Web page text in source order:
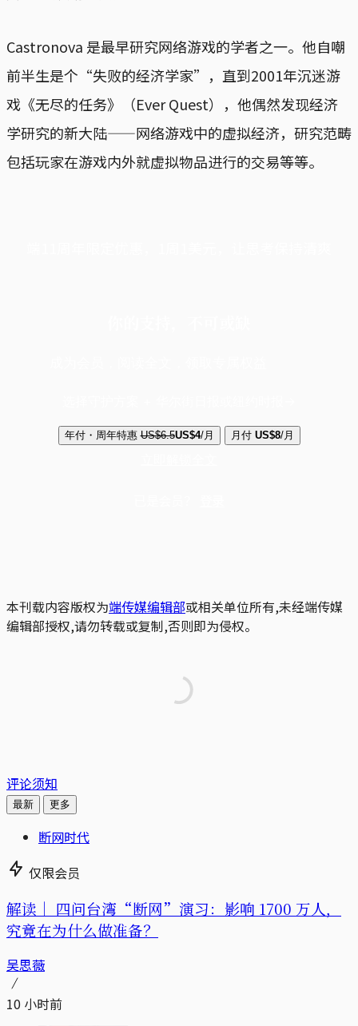
Castronova 是最早研究网络游戏的学者之一。他自嘲
前半生是个“失败的经济学家”，直到2001年沉迷游
戏《无尽的任务》（Ever Quest），他偶然发现经济
学研究的新大陆——网络游戏中的虚拟经济，研究范畴
包括玩家在游戏内外就虚拟物品进行的交易等等。
年付・周年特惠 US$6.5US$4/月 月付 US$8/月
本刊载内容版权为端传媒编辑部或相关单位所有,未经端传媒
编辑部授权,请勿转载或复制,否则即为侵权。
评论须知
最新 更多
断网时代
仅限会员
解读｜ 四问台湾“断网”演习：影响 1700 万人，
究竟在为什么做准备？
吴思薇
10 小时前